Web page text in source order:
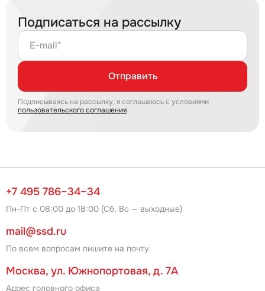
Подписаться на рассылку
E-mail*
Отправить
Подписываясь на рассылку, я соглашаюсь с условиями
пользовательского соглашения
+7 495 786–34–34
Пн-Пт с 08:00 до 18:00 (Сб, Вс — выходные)
mail@ssd.ru
По всем вопросам пишите на почту
Москва, ул. Южнопортовая, д. 7А
Адрес головного офиса